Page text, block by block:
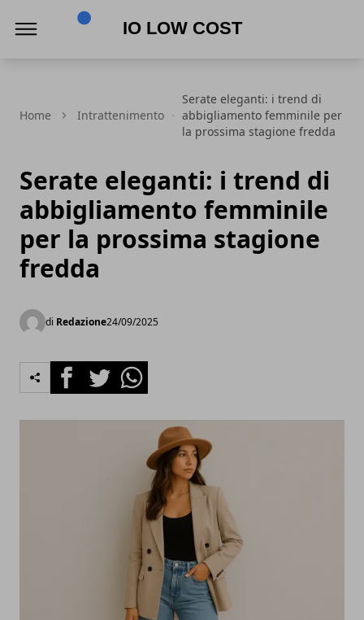
Home Intrattenimento
Serate eleganti: i trend di
abbigliamento femminile per
la prossima stagione fredda
Serate eleganti: i trend di
abbigliamento femminile
per la prossima stagione
fredda
di Redazione24/09/2025
FacebookTwitterWhatsapp